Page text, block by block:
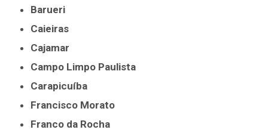
Barueri
Caieiras
Cajamar
Campo Limpo Paulista
Carapicuíba
Francisco Morato
Franco da Rocha